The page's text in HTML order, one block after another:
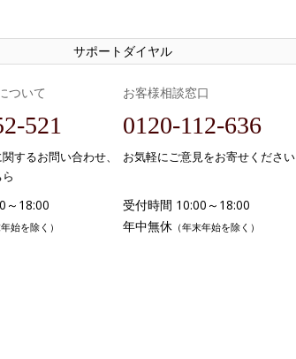
サポートダイヤル
ついて
521
するお問い合わせ、
～18:00
年始を除く）
お客様相談窓口
0120-112-636
お気軽にご意見をお寄せください
受付時間 10:00～18:00
年中無休 （年末年始を除く）